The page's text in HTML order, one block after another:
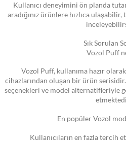
Kullanıcı deneyimini ön planda
aradığınız ürünlere hızlıca
Sık Sorulan
Vozol Puff
Vozol Puff, kullanıma hazır
cihazlarından oluşan bir ürün
seçenekleri ve model alternatifleriyle
En popüler Vozol
Kullanıcıların en fazla tercih